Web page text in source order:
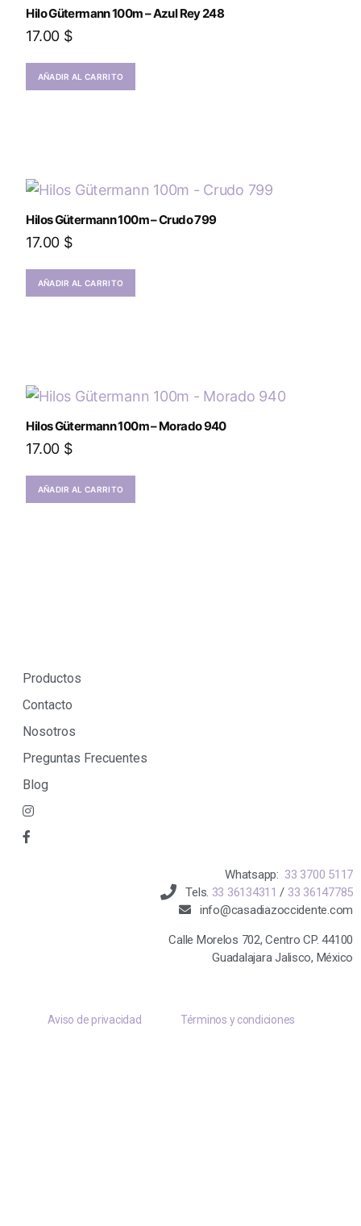
Hilo Gütermann 100m – Azul Rey 248
17.00 $
AÑADIR AL CARRITO
Hilos Gütermann 100m – Crudo 799
17.00 $
AÑADIR AL CARRITO
Hilos Gütermann 100m – Morado 940
17.00 $
AÑADIR AL CARRITO
Productos
Contacto
Nosotros
Preguntas Frecuentes
Blog
Whatsapp: 33 3700 5117
Tels. 33 36134311 / 33 36147785
info@casadiazoccidente.com
Calle Morelos 702, Centro CP. 44100
Guadalajara Jalisco, México
Aviso de privacidad Términos y condiciones